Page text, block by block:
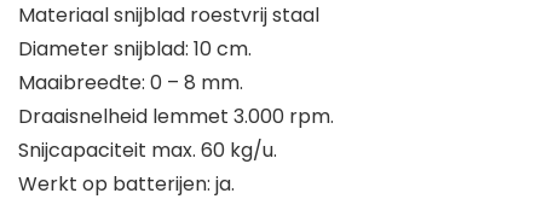
Materiaal snijblad roestvrij staal
Diameter snijblad: 10 cm.
Maaibreedte: 0 – 8 mm.
Draaisnelheid lemmet 3.000 rpm.
Snijcapaciteit max. 60 kg/u.
Werkt op batterijen: ja.